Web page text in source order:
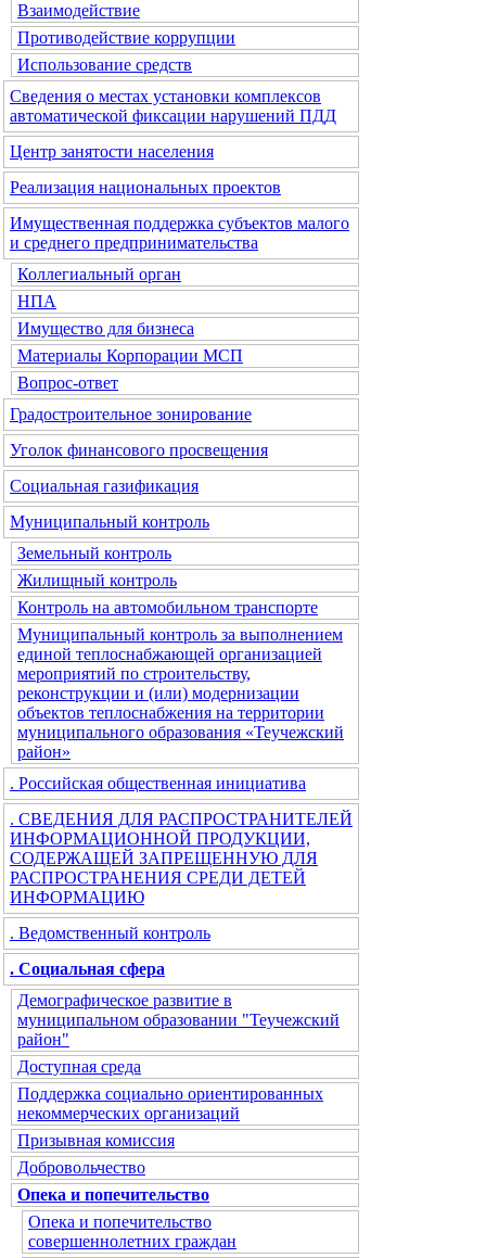
Взаимодействие
Противодействие коррупции
Использование средств
Сведения о местах установки комплексов
автоматической фиксации нарушений ПДД
Центр занятости населения
Реализация национальных проектов
Имущественная поддержка субъектов малого
и среднего предпринимательства
Коллегиальный орган
НПА
Имущество для бизнеса
Материалы Корпорации МСП
Вопрос-ответ
Градостроительное зонирование
Уголок финансового просвещения
Социальная газификация
Муниципальный контроль
Земельный контроль
Жилищный контроль
Контроль на автомобильном транспорте
Муниципальный контроль за выполнением
единой теплоснабжающей организацией
мероприятий по строительству,
реконструкции и (или) модернизации
объектов теплоснабжения на территории
муниципального образования «Теучежский
район»
. Российская общественная инициатива
. СВЕДЕНИЯ ДЛЯ РАСПРОСТРАНИТЕЛЕЙ
ИНФОРМАЦИОННОЙ ПРОДУКЦИИ,
СОДЕРЖАЩЕЙ ЗАПРЕЩЕННУЮ ДЛЯ
РАСПРОСТРАНЕНИЯ СРЕДИ ДЕТЕЙ
ИНФОРМАЦИЮ
. Ведомственный контроль
. Социальная сфера
Демографическое развитие в
муниципальном образовании "Теучежский
район"
Доступная среда
Поддержка социально ориентированных
некоммерческих организаций
Призывная комиссия
Добровольчество
Опека и попечительство
Опека и попечительство
совершеннолетних граждан